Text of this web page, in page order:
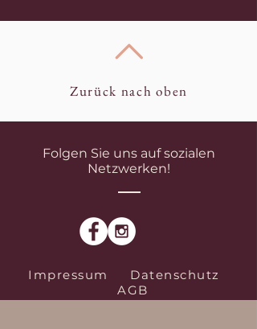
Zurück nach oben
Folgen Sie uns auf sozialen
Netzwerken!
Impressum
Datenschutz
AGB